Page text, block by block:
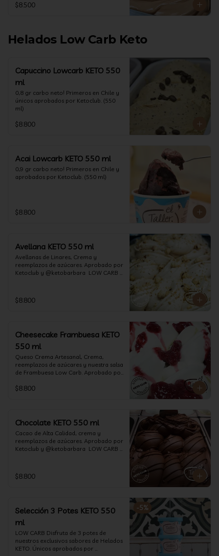
$8.500
Helados Low Carb Keto
Capuccino Lowcarb KETO 550
ml
0,8 gr carbo neto! Primeros en Chile y
únicos aprobados por Ketoclub. (550
ml)
$8.800
Acai Lowcarb KETO 550 ml
0,9 gr carbo neto! Primeros en Chile y
aprobados por Ketoclub. (550 ml)
$8.800
Avellana KETO 550 ml
Avellanas de Linares, Crema y
reemplazos de azúcares. Aprobado por
Ketoclub y @ketobarbara  LOW CARB
$8.800
Cheesecake Frambuesa KETO
550 ml
Queso Crema Artesanal, Crema,
reemplazos de azúcares y nuestra salsa
de Frambuesa Low Carb. Aprobado por
KETO. (550 ml)
$8.800
Chocolate KETO 550 ml
Cacao de Alta Calidad, crema y
reemplazos de azúcares. Aprobado por
Ketoclub y @ketobarbara  LOW CARB
$8.800
-5%
Selección 3 Potes KETO 550
ml
LOW CARB Disfruta de 3 potes de
nuestros exclusivos sabores de Helados
KETO. Únicos aprobados por